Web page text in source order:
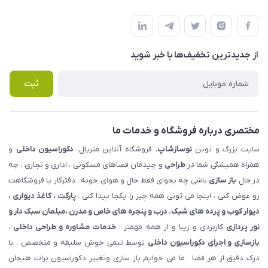
املاک مدنی - نوساز شاپ
لیست محصولات
درباره ما
قوانین و مقررات
حریم خصوصی
راهنما
پرسش های متداول
از جدید‌ترین تخفیف‌ها با‌ خبر شوید
ثبت
مختصری درباره فروشگاه و خدمات ما
سایت بزرگ و نویننوسازشاپ، فروشگاه آنلاین متریال، دکوراسیون داخلی و
همراه همیشگی شما درطراحی و چیدمان فضاهای مسکونی ، اداری و تجاری . چه
در حال باز سازی باشی چه بخوای فقط حال و هوای خونه ، دفترکار یا فروشگاهت
رو عوض کنی ، اینجا می تونی همه چیز را یکجا پیدا کنی :پارکت ، کاغذ دیواری ،
دیوار کوب و پرده های شیک. درب و پنجره های خاص و مدرن ،مبلمان سبک دار و
نور پردازی کاربردی و زیبا و از همه مهمتر : خدمات مشاوره و طراحی داخلی ،
بازسازی و اجرای دکوراسیون داخلی توسط تیمی خوش سلیقه و متخصص ، با
درک دقیق از هر فضا . ما می خوایم باز سازی وتغییر دکوراسیون برات هیجان